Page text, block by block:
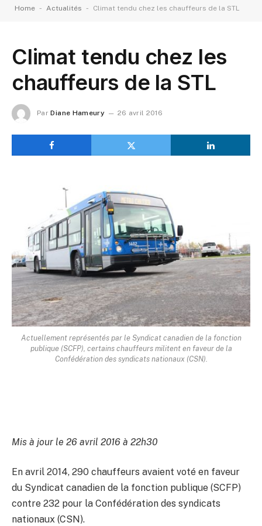
Home - Actualités - Climat tendu chez les chauffeurs de la STL
Climat tendu chez les
chauffeurs de la STL
Par Diane Hameury 26 avril 2016
Actuellement représentés par le Syndicat canadien de la fonction
publique (SCFP), certains chauffeurs militent en faveur de la
Confédération des syndicats nationaux (CSN).
Mis à jour le 26 avril 2016 à 22h30
En avril 2014, 290 chauffeurs avaient voté en faveur
du Syndicat canadien de la fonction publique (SCFP)
contre 232 pour la Confédération des syndicats
nationaux (CSN).